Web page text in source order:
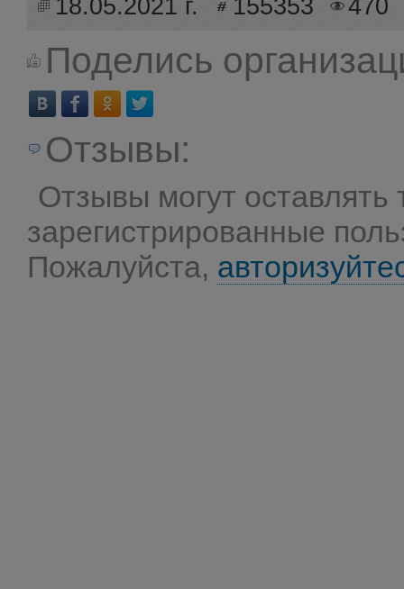
18.05.2021 г. 155353 470
Поделись
Отзывы:
Отзывы могут оставлять
зарегистрированные
Пожалуйста,